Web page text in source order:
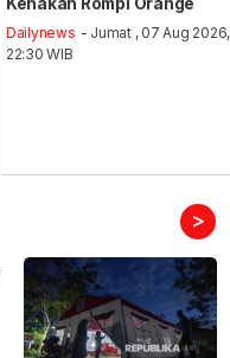
Kenakan Rompi Orange
Dailynews - Jumat , 07 Aug 2026,
22:30 WIB
>